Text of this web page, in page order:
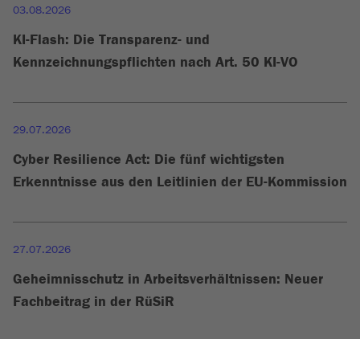
03.08.2026
KI-Flash: Die Transparenz- und
Kennzeichnungspflichten nach Art. 50 KI-VO
29.07.2026
Cyber Resilience Act: Die fünf wichtigsten
Erkenntnisse aus den Leitlinien der EU-Kommission
27.07.2026
Geheimnisschutz in Arbeitsverhältnissen: Neuer
Fachbeitrag in der RüSiR